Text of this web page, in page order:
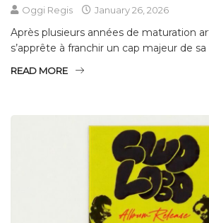
Oggi Regis January 26, 2026
Après plusieurs années de maturation
s’apprête à franchir un cap majeur de
READ MORE